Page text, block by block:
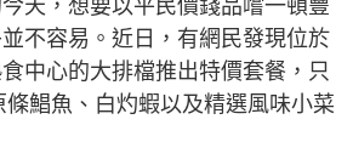
天，想要以平民價錢品嚐一頓豐
不容易。近日，有網民發現位於
中心的大排檔推出特價套餐，只
鯧魚、白灼蝦以及精選風味小菜